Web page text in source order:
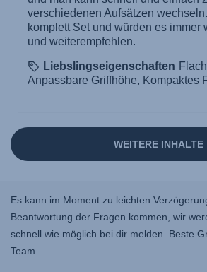
Es kann im Moment zu leichten
Beantwortung der Fragen kommen, wir
schnell wie möglich bei dir melden. Beste
Team